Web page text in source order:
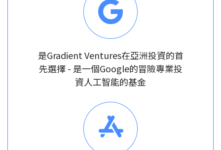
是Gradient Ventures在亞洲投資的首
先選擇 - 是一個Google的冒險專業投
資人工智能的基金